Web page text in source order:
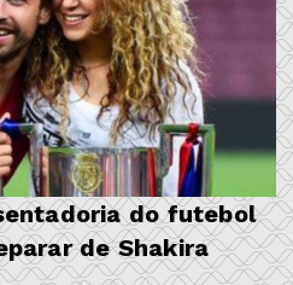
do futebol
de Shakira